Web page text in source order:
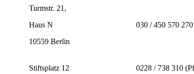
Turmstr. 21,
Haus N
10559 Berlin
030 / 450 570 270
Stiftsplatz 12 0228 / 738 310